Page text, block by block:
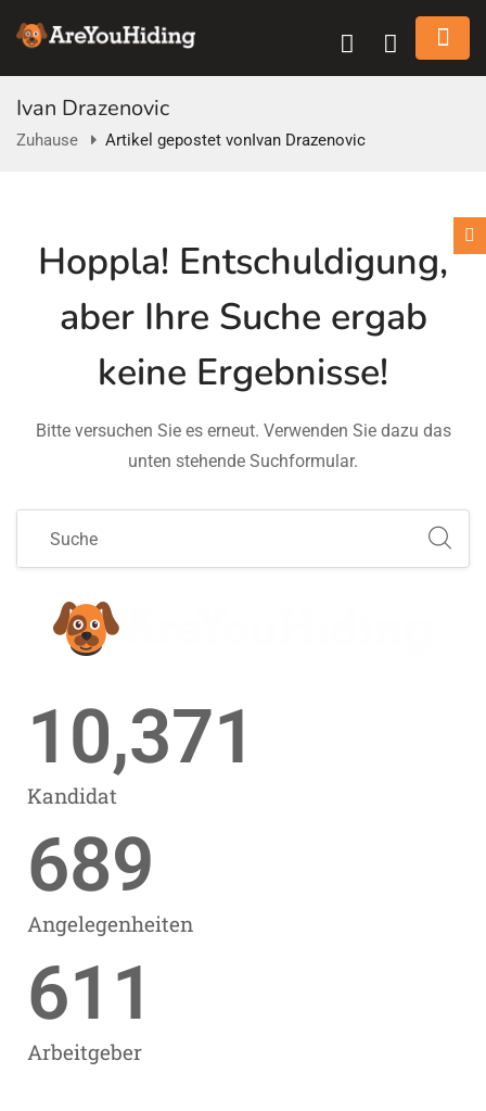
Ivan Drazenovic
Zuhause Artikel gepostet vonIvan Drazenovic
Hoppla! Entschuldigung,
aber Ihre Suche ergab
keine Ergebnisse!
Bitte versuchen Sie es erneut. Verwenden Sie dazu das
unten stehende Suchformular.
10,371
Kandidat
689
Angelegenheiten
611
Arbeitgeber